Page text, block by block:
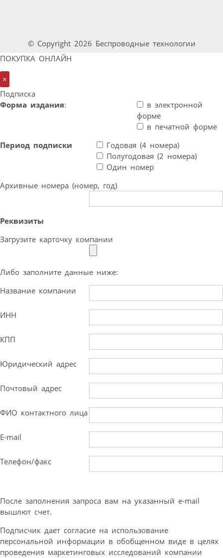
© Copyright 2026 Беспроводные технологии
ПОКУПКА ОНЛАЙН
×
Подписка
Форма издания:
в электронной
форме
в печатной форме
Период подписки
Годовая (4 номера)
Полугодовая (2 номера)
Один номер
Архивные номера (номер, год)
Реквизиты
Загрузите карточку компании
Либо заполните данные ниже:
Название компании
ИНН
КПП
Юридический адрес
Почтовый адрес
ФИО контактного лица
E-mail
Телефон/факс
После заполнения запроса вам на указанный e-mail
вышлют счет.
Подписчик дает согласие на использование
персональной информации в обобщенном виде в целях
проведения маркетинговых исследований компании